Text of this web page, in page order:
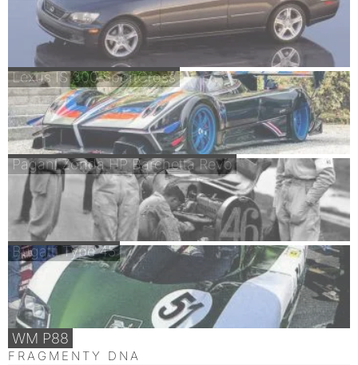
Lexus IS 300 SportCross
Pagani Zonda HP Barchetta Revo
Bugatti Type 45
WM P88
FRAGMENTY DNA